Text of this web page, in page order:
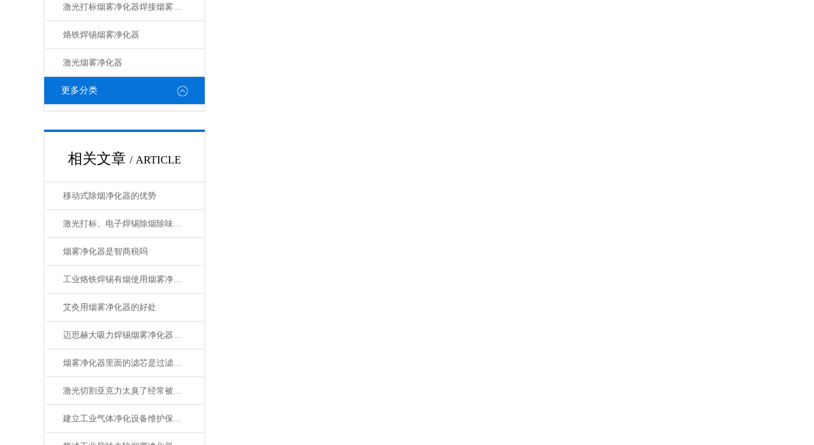
激光打标烟雾净化器焊接烟雾净化器
烙铁焊锡烟雾净化器
激光烟雾净化器
更多分类
相关文章 / ARTICLE
移动式除烟净化器的优势
激光打标、电子焊锡除烟除味净化器
烟雾净化器是智商税吗
工业烙铁焊锡有烟使用烟雾净化器有用吗
艾灸用烟雾净化器的好处
迈思赫大吸力焊锡烟雾净化器除烟除味一台搞定
烟雾净化器里面的滤芯是过滤什么的
激光切割亚克力太臭了经常被邻居投诉怎么办
建立工业气体净化设备维护保养制度是确保气体品质稳定的关键